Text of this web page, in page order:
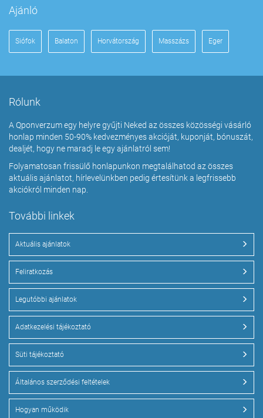
Ajánló
Siófok Balaton Horvátország Masszázs Eger
Rólunk
A Qponverzum egy helyre gyűjti Neked az összes közösségi vásárló
honlap minden 50-90% kedvezményes akcióját, kuponját, bónuszát,
dealjét, hogy ne maradj le egy ajánlatról sem!
Folyamatosan frissülő honlapunkon megtalálhatod az összes
aktuális ajánlatot, hírlevelünkben pedig értesítünk a legfrissebb
akciókról minden nap.
További linkek
Aktuális ajánlatok
Feliratkozás
Legutóbbi ajánlatok
Adatkezelési tájékoztató
Süti tájékoztató
Általános szerződési feltételek
Hogyan működik